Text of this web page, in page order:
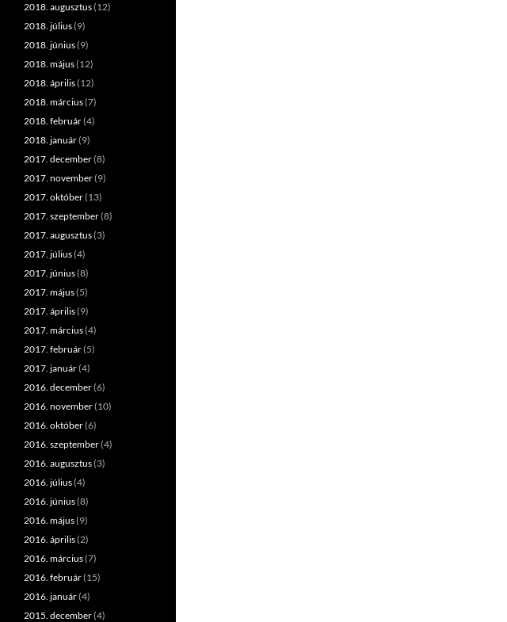
2018. augusztus(12)
2018. július(9)
2018. június(9)
2018. május(12)
2018. április(12)
2018. március(7)
2018. február(4)
2018. január(9)
2017. december(8)
2017. november(9)
2017. október(13)
2017. szeptember(8)
2017. augusztus(3)
2017. július(4)
2017. június(8)
2017. május(5)
2017. április(9)
2017. március(4)
2017. február(5)
2017. január(4)
2016. december(6)
2016. november(10)
2016. október(6)
2016. szeptember(4)
2016. augusztus(3)
2016. július(4)
2016. június(8)
2016. május(9)
2016. április(2)
2016. március(7)
2016. február(15)
2016. január(4)
2015. december(4)